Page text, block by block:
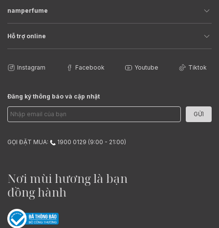
namperfume
Hỗ trợ online
Instagram Facebook Youtube Tiktok
Đăng ký thông báo và cập nhật
GỬI
GỌI ĐẶT MUA: 1900 0129 (9:00 - 21:00)
Nơi mùi hương là bạn
đồng hành